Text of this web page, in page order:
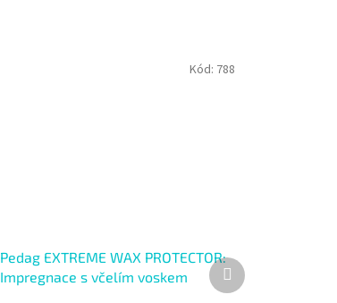
Pedag EXTREME WAX PROTECTOR:
Impregnace s včelím voskem
Kód: 788
Další
produkt